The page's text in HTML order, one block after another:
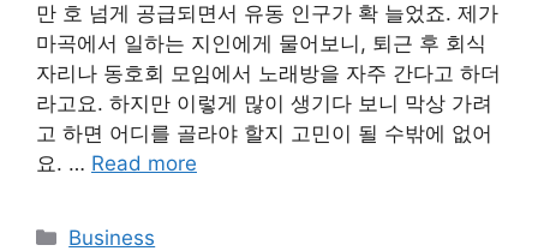
만 호 넘게 공급되면서 유동 인구가 확 늘었죠. 제가
마곡에서 일하는 지인에게 물어보니, 퇴근 후 회식
자리나 동호회 모임에서 노래방을 자주 간다고 하더
라고요. 하지만 이렇게 많이 생기다 보니 막상 가려
고 하면 어디를 골라야 할지 고민이 될 수밖에 없어
요. … Read more
Categories
Business